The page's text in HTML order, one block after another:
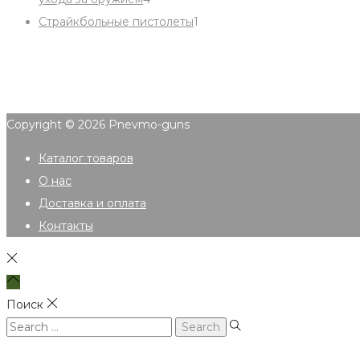
products
Страйкбольные пистолеты1
Copyright © 2026 Pnevmo-guns
Каталог товаров
О нас
Доставка и оплата
Контакты
Поиск
Search